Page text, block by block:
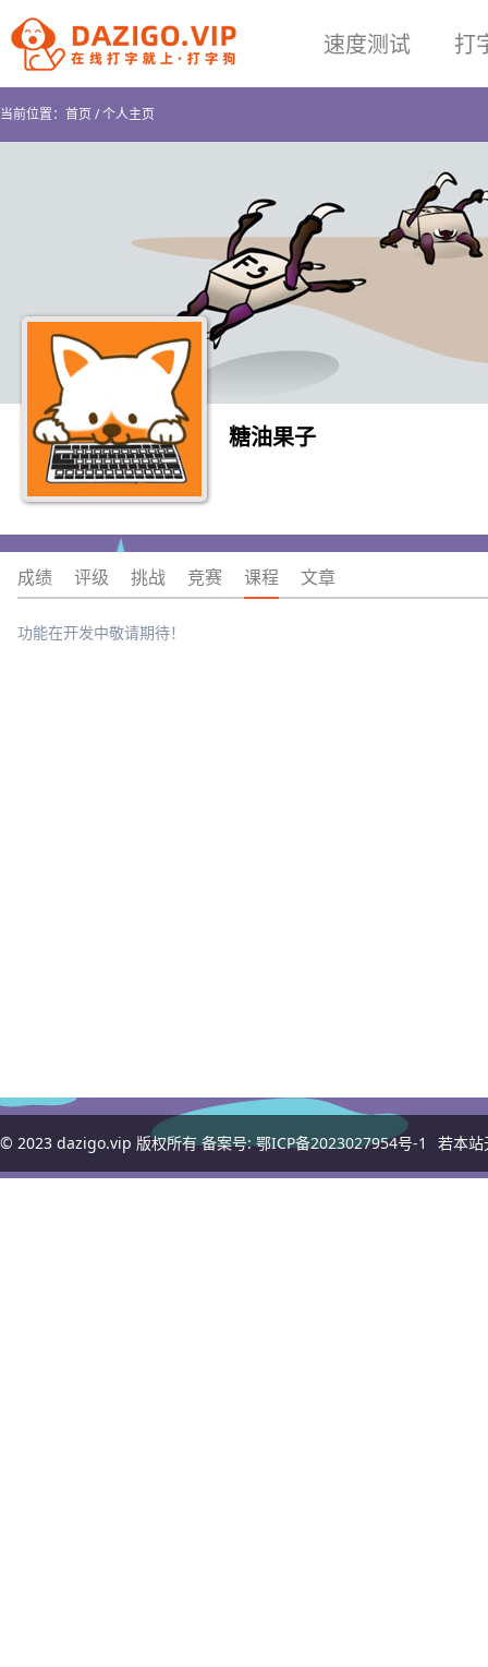
速度测试 打
当前位置： 首页/个人主页
糖油果子
成绩 评级 挑战 竞赛 课程 文章
功能在开发中敬请期待！
© 2023 dazigo.vip 版权所有 备案号:鄂ICP备2023027954号-1 若本